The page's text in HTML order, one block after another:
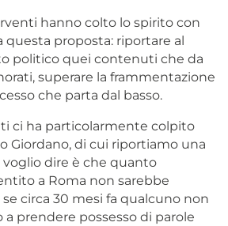
hanno colto lo spirito con
questa proposta: riportare al
politico quei contenuti che da
superare la frammentazione
che parta dal basso.
ci ha particolarmente colpito
Giordano, di cui riportiamo una
voglio dire è che quanto
a Roma non sarebbe
circa 30 mesi fa qualcuno non
a prendere possesso di parole